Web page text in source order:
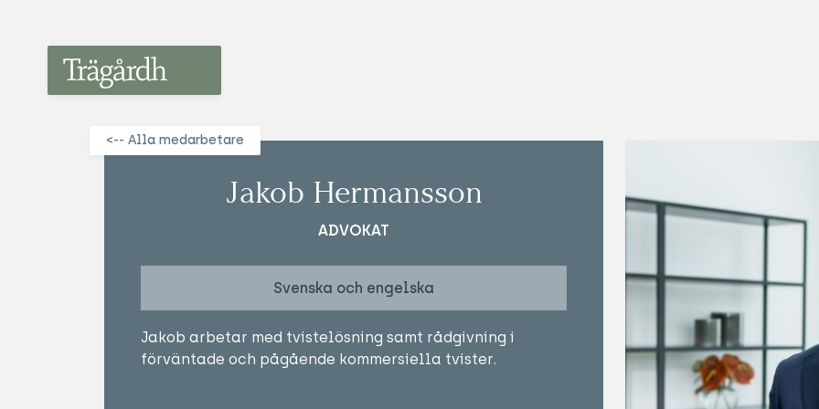
Jakob Hermansson
ADVOKAT
Svenska och engelska
Jakob arbetar med tvistelösning samt rådgivning i
förväntade och pågående kommersiella tvister.
<-- Alla medarbetare